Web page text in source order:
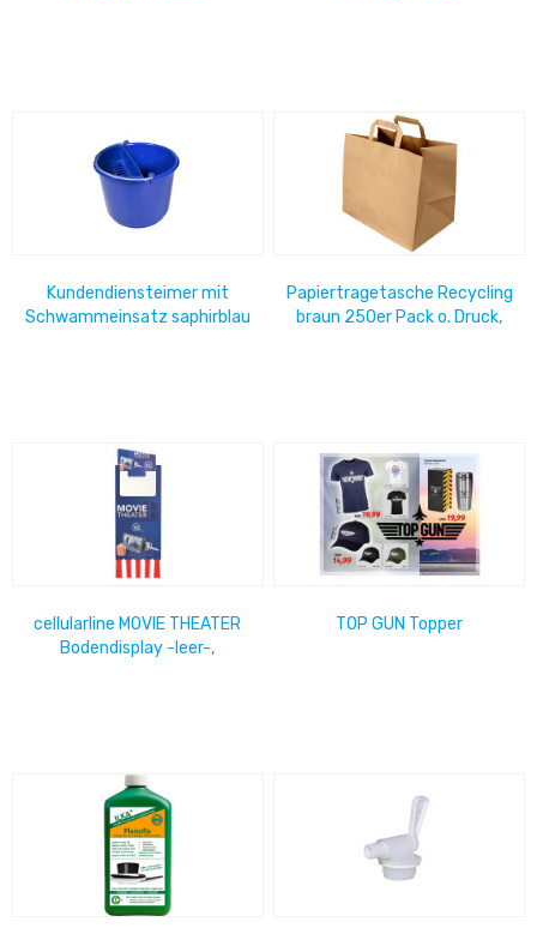
Kundendiensteimer mit
Schwammeinsatz saphirblau
Papiertragetasche Recycling
braun 250er Pack o. Druck,
cellularline MOVIE THEATER
Bodendisplay -leer-,
TOP GUN Topper